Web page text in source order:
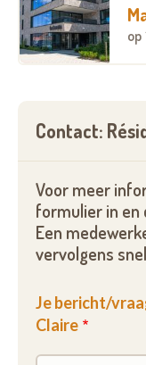
op
Contact:
Voor meer
formulier in en
Een
vervolgens
Je bericht/
Claire